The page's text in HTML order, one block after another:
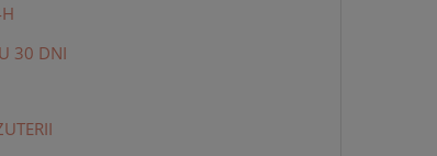
30 DNI